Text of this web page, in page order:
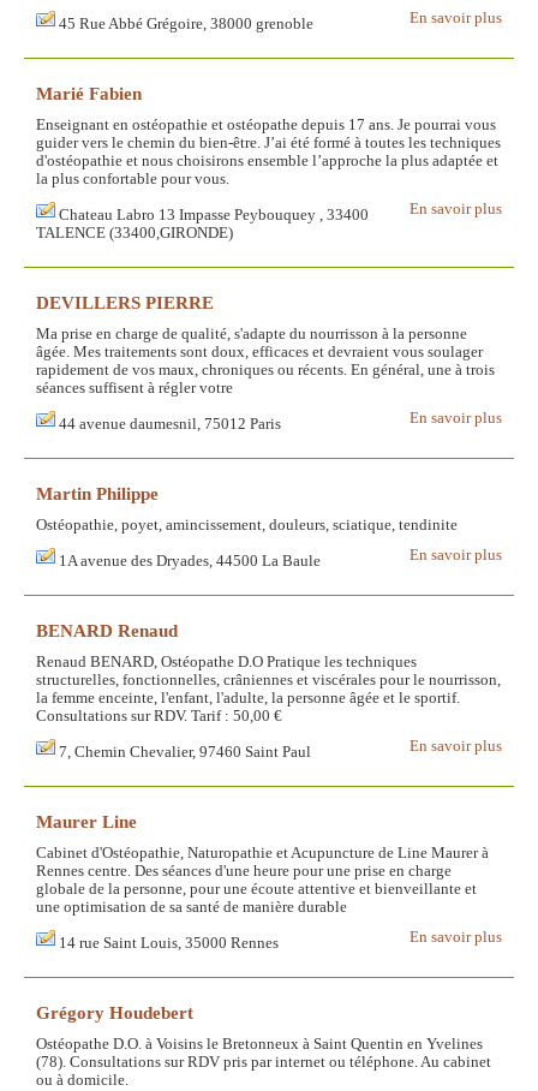
En savoir plus
45 Rue Abbé Grégoire, 38000 grenoble
Marié Fabien
Enseignant en ostéopathie et ostéopathe depuis 17 ans. Je pourrai vous
guider vers le chemin du bien-être. J’ai été formé à toutes les techniques
d'ostéopathie et nous choisirons ensemble l’approche la plus adaptée et
la plus confortable pour vous.
En savoir plus
Chateau Labro 13 Impasse Peybouquey , 33400
TALENCE (33400,GIRONDE)
DEVILLERS PIERRE
Ma prise en charge de qualité, s'adapte du nourrisson à la personne
âgée. Mes traitements sont doux, efficaces et devraient vous soulager
rapidement de vos maux, chroniques ou récents. En général, une à trois
séances suffisent à régler votre
En savoir plus
44 avenue daumesnil, 75012 Paris
Martin Philippe
Ostéopathie, poyet, amincissement, douleurs, sciatique, tendinite
En savoir plus
1A avenue des Dryades, 44500 La Baule
BENARD Renaud
Renaud BENARD, Ostéopathe D.O Pratique les techniques
structurelles, fonctionnelles, crâniennes et viscérales pour le nourrisson,
la femme enceinte, l'enfant, l'adulte, la personne âgée et le sportif.
Consultations sur RDV. Tarif : 50,00 €
En savoir plus
7, Chemin Chevalier, 97460 Saint Paul
Maurer Line
Cabinet d'Ostéopathie, Naturopathie et Acupuncture de Line Maurer à
Rennes centre. Des séances d'une heure pour une prise en charge
globale de la personne, pour une écoute attentive et bienveillante et
une optimisation de sa santé de manière durable
En savoir plus
14 rue Saint Louis, 35000 Rennes
Grégory Houdebert
Ostéopathe D.O. à Voisins le Bretonneux à Saint Quentin en Yvelines
(78). Consultations sur RDV pris par internet ou téléphone. Au cabinet
ou à domicile.